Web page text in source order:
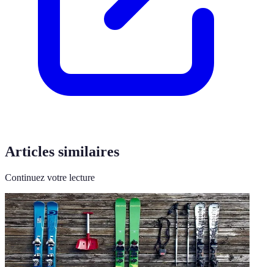
Articles similaires
Continuez votre lecture